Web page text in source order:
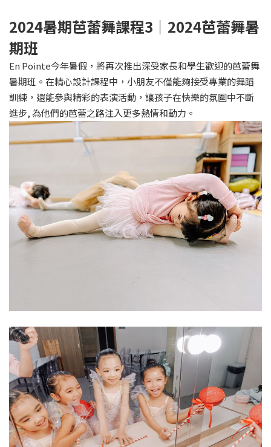
2024暑期芭蕾舞課程3｜2024芭蕾舞暑
期班
En Pointe今年暑假，將再次推出深受家長和學生歡迎的芭蕾舞
暑期班。在精心設計課程中，小朋友不僅能夠接受專業的舞蹈
訓練，還能參與精彩的表演活動，讓孩子在快樂的氛圍中不斷
進步, 為他們的芭蕾之路注入更多熱情和動力。